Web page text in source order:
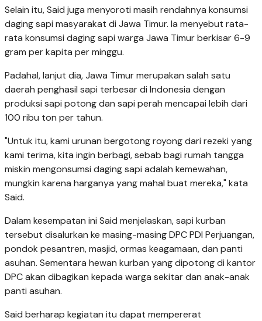
Selain itu, Said juga menyoroti masih rendahnya konsumsi
daging sapi masyarakat di Jawa Timur. Ia menyebut rata-
rata konsumsi daging sapi warga Jawa Timur berkisar 6-9
gram per kapita per minggu.
Padahal, lanjut dia, Jawa Timur merupakan salah satu
daerah penghasil sapi terbesar di Indonesia dengan
produksi sapi potong dan sapi perah mencapai lebih dari
100 ribu ton per tahun.
"Untuk itu, kami urunan bergotong royong dari rezeki yang
kami terima, kita ingin berbagi, sebab bagi rumah tangga
miskin mengonsumsi daging sapi adalah kemewahan,
mungkin karena harganya yang mahal buat mereka," kata
Said.
Dalam kesempatan ini Said menjelaskan, sapi kurban
tersebut disalurkan ke masing-masing DPC PDI Perjuangan,
pondok pesantren, masjid, ormas keagamaan, dan panti
asuhan. Sementara hewan kurban yang dipotong di kantor
DPC akan dibagikan kepada warga sekitar dan anak-anak
panti asuhan.
Said berharap kegiatan itu dapat mempererat